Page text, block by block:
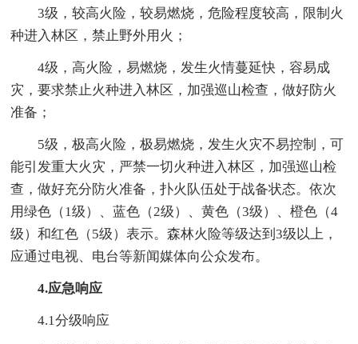
3级，较高火险，较易燃烧，危险程度较高，限制火
种进入林区，禁止野外用火；
4级，高火险，易燃烧，发生火情蔓延快，容易成
灾，要求禁止火种进入林区，加强巡山检查，做好防火
准备；
5级，极高火险，极易燃烧，发生火灾不易控制，可
能引发重大火灾，严禁一切火种进入林区，加强巡山检
查，做好充分防火准备，扑火队伍处于战备状态。依次
用绿色（1级）、蓝色（2级）、黄色（3级）、橙色（4
级）和红色（5级）表示。森林火险等级达到3级以上，
应通过电视、电台等新闻媒体向公众发布。
4.应急响应
4.1分级响应